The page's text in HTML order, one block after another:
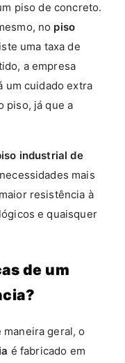
piso de concreto.
no piso
uma taxa de
a empresa
um cuidado extra
piso, já que a
industrial de
mais
resistência à
e quaisquer
de um
maneira geral, o
é fabricado em